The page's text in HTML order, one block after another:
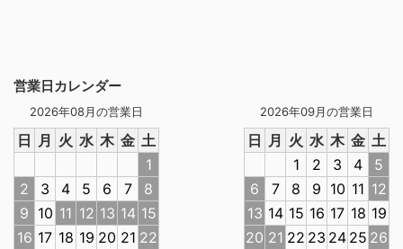
営業日カレンダー
2026年08月の営業日
日 月 火 水 木 金 土
1
2
3 4 5 6 7
8
9 10 11 12 13 14 15
16 17 18 19 20 21 22
2026年09月の営業日
日 月 火 水 木 金 土
1
2 3 4
5
6
7 8 9 10 11 12
13 14 15 16 17 18 19
20 21 22 23 24 25 26